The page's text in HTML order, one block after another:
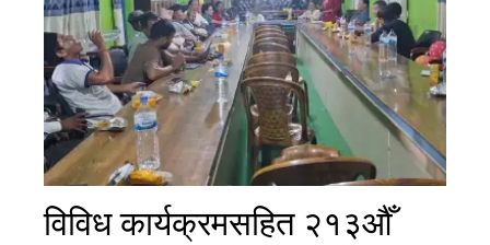
विविध कार्यक्रमसहित २१३औँ